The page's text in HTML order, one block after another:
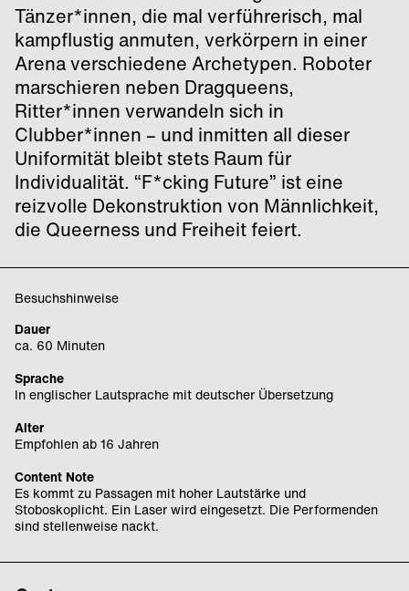
Tänzer*innen, die mal verführerisch, mal
kampflustig anmuten, verkörpern in einer
Arena verschiedene Archetypen. Roboter
marschieren neben Dragqueens,
Ritter*innen verwandeln sich in
Clubber*innen – und inmitten all dieser
Uniformität bleibt stets Raum für
Individualität. “F*cking Future” ist eine
reizvolle Dekonstruktion von Männlichkeit,
die Queerness und Freiheit feiert.
Besuchshinweise
Dauer
ca. 60 Minuten
Sprache
In englischer Lautsprache mit deutscher Übersetzung
Alter
Empfohlen ab 16 Jahren
Content Note
Es kommt zu Passagen mit hoher Lautstärke und
Stoboskoplicht. Ein Laser wird eingesetzt. Die Performenden
sind stellenweise nackt.